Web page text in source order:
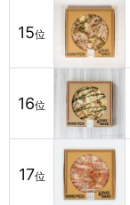
15位
16位
17位